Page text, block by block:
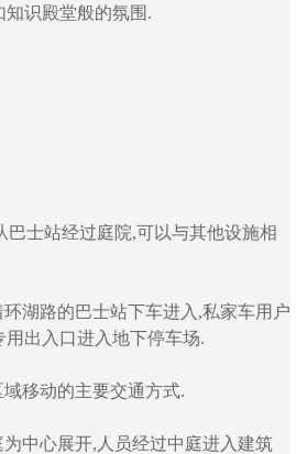
识殿堂般的氛围.
巴士站经过庭院,可以与其他设施相
湖路的巴士站下车进入,私家车用户
用出入口进入地下停车场.
移动的主要交通方式.
中心展开,人员经过中庭进入建筑